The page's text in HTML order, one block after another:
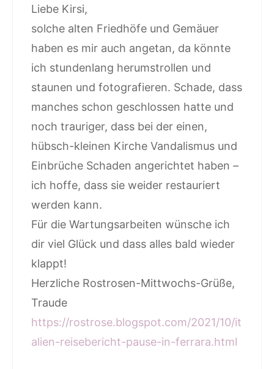
Liebe Kirsi,
solche alten Friedhöfe und Gemäuer
haben es mir auch angetan, da könnte
ich stundenlang herumstrollen und
staunen und fotografieren. Schade, dass
manches schon geschlossen hatte und
noch trauriger, dass bei der einen,
hübsch-kleinen Kirche Vandalismus und
Einbrüche Schaden angerichtet haben –
ich hoffe, dass sie weider restauriert
werden kann.
Für die Wartungsarbeiten wünsche ich
dir viel Glück und dass alles bald wieder
klappt!
Herzliche Rostrosen-Mittwochs-Grüße,
Traude
https://rostrose.blogspot.com/2021/10/it
alien-reisebericht-pause-in-ferrara.html